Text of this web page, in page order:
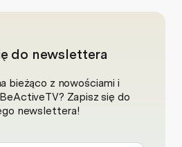
do newslettera
bieżąco z nowościami i
Zapisz się do
newslettera!